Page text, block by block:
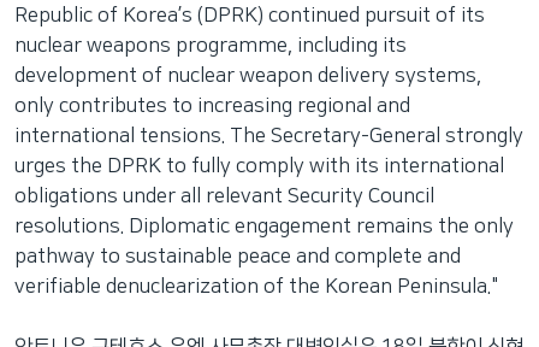
Republic of Korea’s (DPRK) continued pursuit of its
nuclear weapons programme, including its
development of nuclear weapon delivery systems,
only contributes to increasing regional and
international tensions. The Secretary-General strongly
urges the DPRK to fully comply with its international
obligations under all relevant Security Council
resolutions. Diplomatic engagement remains the only
pathway to sustainable peace and complete and
verifiable denuclearization of the Korean Peninsula."